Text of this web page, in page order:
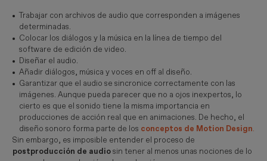
Trabajar con archivos de audio que corresponden a imágenes
determinadas.
Colocar los diálogos y la música en la línea de tiempo del
software de edición de video.
Diseñar el audio.
Añadir diálogos, música y voces en off al diseño.
Garantizar que el audio se sincronice correctamente con las
imágenes. Aunque pueda parecer que no a ojos inexpertos, lo
cierto es que el sonido tiene la misma importancia en
producciones de acción real que en animaciones. De hecho, el
diseño sonoro forma parte de los conceptos de Motion Design.
Sin embargo, es imposible entender el proceso de
postproducción de audiosin tener al menos unas nociones de lo